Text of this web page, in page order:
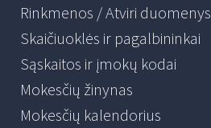
Rinkmenos / Atviri duomenys
Skaičiuoklės ir pagalbininkai
Sąskaitos ir įmokų kodai
Mokesčių žinynas
Mokesčių kalendorius